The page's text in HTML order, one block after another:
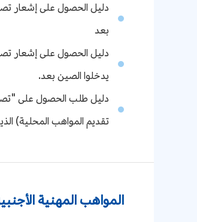
بعد
دليل الحصول على إشعار
يدخلوا الصين بعد.
دليل طلب الحصول على
تقديم المواهب المحلية)
المواهب المهنية